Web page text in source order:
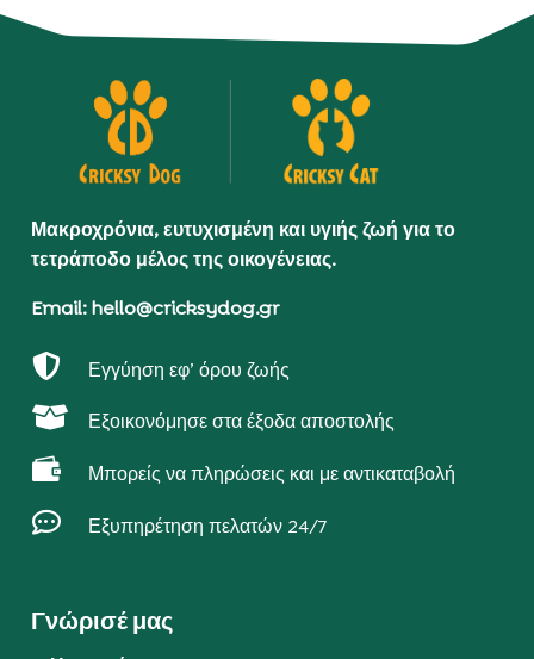
Μακροχρόνια, ευτυχισμένη και υγιής ζωή για το
τετράποδο μέλος της οικογένειας.
Email: hello@cricksydog.gr
 Εγγύηση εφ’ όρου ζωής
 Εξοικονόμησε στα έξοδα αποστολής
 Μπορείς να πληρώσεις και με αντικαταβολή
 Εξυπηρέτηση πελατών 24/7
Γνώρισέ μας